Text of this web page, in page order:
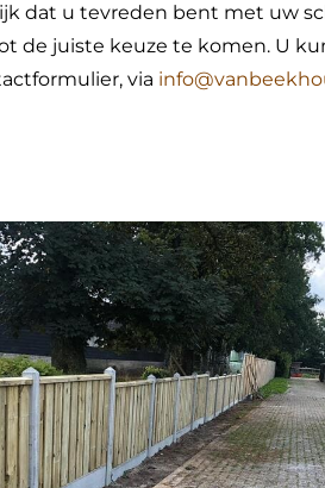
dat u tevreden bent met uw
de juiste keuze te komen. U
via